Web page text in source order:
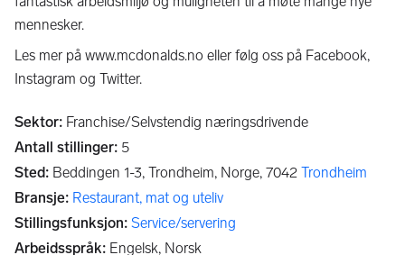
mennesker.
Les mer på www.mcdonalds.no eller følg oss på Facebook,
Instagram og Twitter.
Sektor: Franchise/Selvstendig næringsdrivende
Antall stillinger: 5
Sted: Beddingen 1-3, Trondheim, Norge, 7042 Trondheim
Bransje: Restaurant, mat og uteliv
Stillingsfunksjon: Service/servering
Arbeidsspråk: Engelsk, Norsk